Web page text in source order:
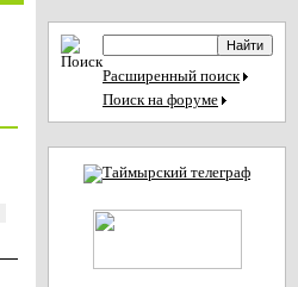
Расширенный поиск
Поиск на форуме